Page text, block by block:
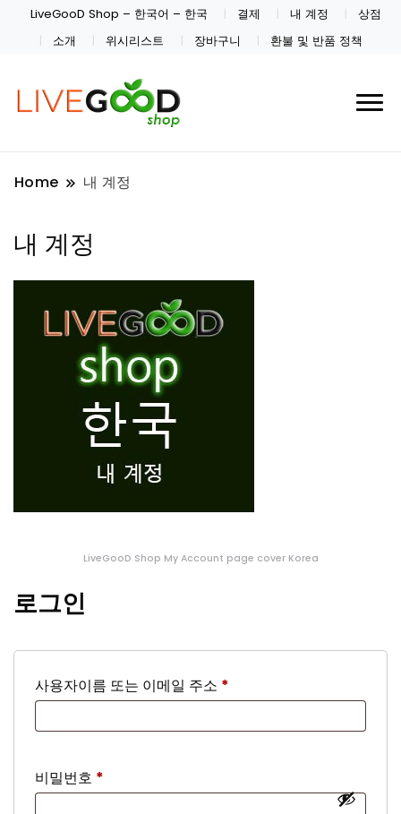
LiveGooD Shop – 한국어 – 한국 결제 내 계정
상점
소개
위시리스트 장바구니 환불 및 반품 정책
Home 내 계정
내 계정
LiveGooD Shop My Account page cover Korea
로그인
사용자이름 또는 이메일 주소 *
비밀번호 *